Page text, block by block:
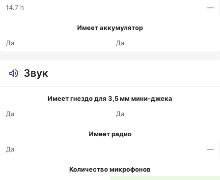
14.7 h
—
Имеет аккумулятор
Да
Да
Звук
Имеет гнездо для 3,5 мм мини-джека
Да
Да
Имеет радио
Да
—
Количество микрофонов